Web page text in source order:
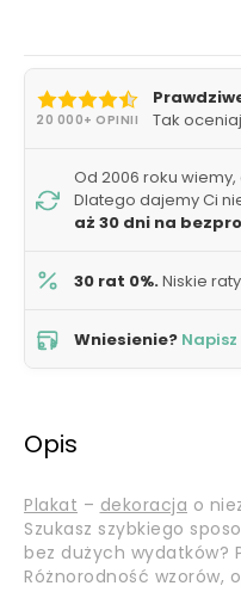
20 000+ OPINII
Tak
Od 2006 roku
Dlatego dajemy Ci
aż 30 dni na
30 rat 0%.Niskie
Wniesienie? Napisz
Opis
Plakat – dekoracja o
Szukasz szybkiego
bez dużych wydatków?
Różnorodność wzorów,